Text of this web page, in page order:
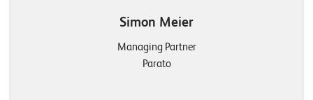
e
Simon Meier
Managing Partner
Parato